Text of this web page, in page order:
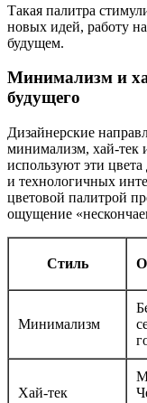
Такая палитра
новых идей, работу
будущем.
Минимализм и
будущего
Дизайнерские
минимализм, хай-тек
используют эти цвета
и технологичных
цветовой палитрой
ощущение
Стиль
Минимализм
Хай-тек